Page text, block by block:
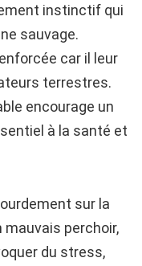
instinctif qui
sauvage.
car il leur
terrestres.
encourage un
à la santé et
sur la
mauvais perchoir,
du stress,